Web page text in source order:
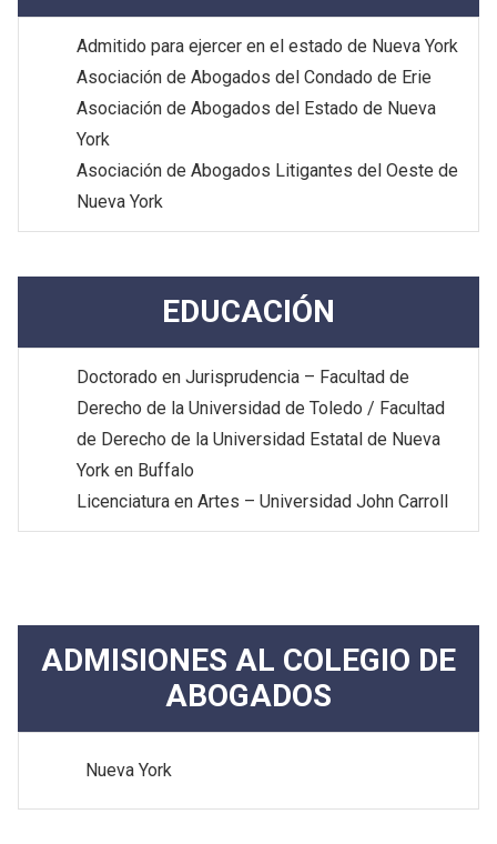
Admitido para ejercer en el estado de Nueva York
Asociación de Abogados del Condado de Erie
Asociación de Abogados del Estado de Nueva
York
Asociación de Abogados Litigantes del Oeste de
Nueva York
EDUCACIÓN
Doctorado en Jurisprudencia – Facultad de
Derecho de la Universidad de Toledo / Facultad
de Derecho de la Universidad Estatal de Nueva
York en Buffalo
Licenciatura en Artes – Universidad John Carroll
ADMISIONES AL COLEGIO DE
ABOGADOS
Nueva York